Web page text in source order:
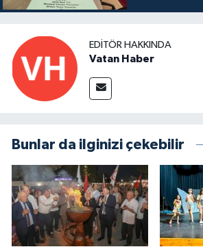
EDITÖR HAKKINDA
Vatan Haber
Bunlar da ilginizi çekebilir